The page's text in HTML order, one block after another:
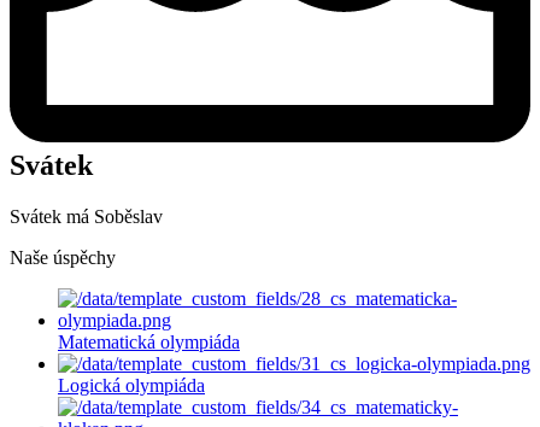
Svátek
Svátek má Soběslav
Naše úspěchy
Matematická olympiáda
Logická olympiáda